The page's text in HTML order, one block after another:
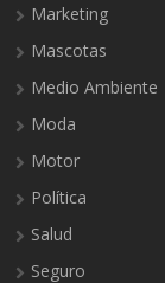
Marketing
Mascotas
Medio Ambiente
Moda
Motor
Política
Salud
Seguro